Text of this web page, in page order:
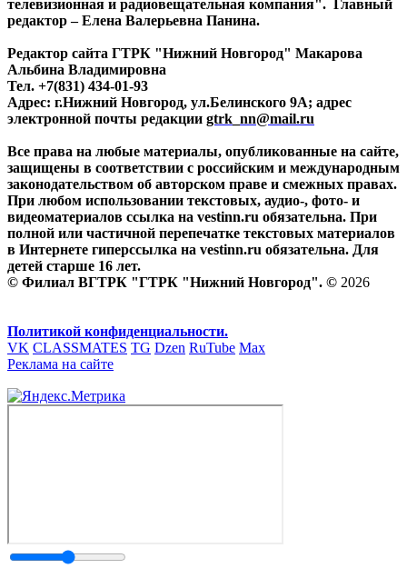
телевизионная и радиовещательная компания". Главный
редактор – Елена Валерьевна Панина.
Редактор сайта ГТРК "Нижний Новгород" Макарова
Альбина Владимировна
Тел. +7(831) 434-01-93
Адрес: г.Нижний Новгород, ул.Белинского 9А; адрес
электронной почты редакции gtrk_nn@mail.ru
Все права на любые материалы, опубликованные на сайте,
защищены в соответствии с российским и международным
законодательством об авторском праве и смежных правах.
При любом использовании текстовых, аудио-, фото- и
видеоматериалов ссылка на vestinn.ru обязательна. При
полной или частичной перепечатке текстовых материалов
в Интернете гиперссылка на vestinn.ru обязательна. Для
детей старше 16 лет.
© Филиал ВГТРК "ГТРК "Нижний Новгород". © 2026
Политикой конфиденциальности.
VK CLASSMATES TG Dzen RuTube Max
Реклама на сайте